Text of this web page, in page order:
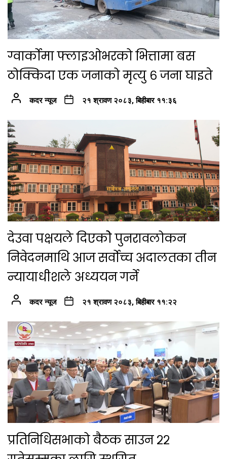
ग्वार्कोमा फ्लाइओभरको भित्तामा बस
ठोक्किदा एक जनाको मृत्यु ६ जना घाइते
कदर न्यूज २१ श्रावण २०८३, बिहीबार ११:३६
देउवा पक्षयले दिएकोे पुनरावलोकन
निवेदनमाथि आज सर्वोच्च अदालतका तीन
न्यायाधीशले अध्ययन गर्ने
कदर न्यूज २१ श्रावण २०८३, बिहीबार ११:२२
प्रतिनिधिसभाको बैठक साउन २२